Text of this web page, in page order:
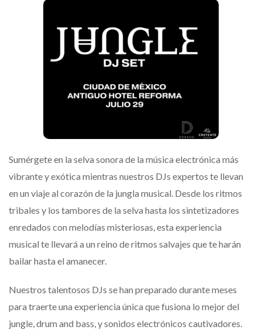
Sumérgete en la selva sonora de la música electrónica más
vibrante y exótica mientras nuestros DJs expertos te llevan
en un viaje al corazón de la jungla musical. Desde los ritmos
tribales y los tambores de la selva hasta los sintetizadores
enredados con melodías misteriosas, esta experiencia
musical te llevará a un reino de ritmos salvajes que te harán
bailar hasta el amanecer.
Nuestros talentosos DJs se han preparado durante meses
para traerte una experiencia única que fusiona lo mejor del
jungle, drum and bass, y sonidos electrónicos cautivadores.